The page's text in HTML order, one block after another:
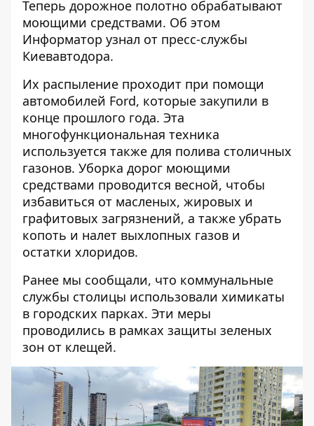
Теперь дорожное полотно обрабатывают
моющими средствами. Об этом
Информатор узнал от пресс-службы
Киевавтодора.
Их распыление проходит при помощи
автомобилей Ford, которые закупили в
конце прошлого года. Эта
многофункциональная техника
используется также для полива столичных
газонов. Уборка дорог моющими
средствами проводится весной, чтобы
избавиться от масленых, жировых и
графитовых загрязнений, а также убрать
копоть и налет выхлопных газов и
остатки хлоридов.
Ранее мы сообщали, что коммунальные
службы столицы использовали химикаты
в городских парках. Эти меры
проводились в рамках защиты зеленых
зон от клещей.